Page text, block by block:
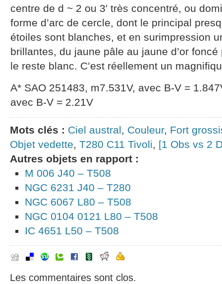
centre de d ~ 2 ou 3′ très concentré, ou
forme d’arc de cercle, dont le principal
étoiles sont blanches, et en surimpression
brillantes, du jaune pâle au jaune d’or
le reste blanc. C’est réellement un
A* SAO 251483, m7.531V, avec B-V =
avec B-V = 2.21V
Mots clés : Ciel austral, Couleur, Fort
Objet vedette, T280 C11 Tivoli, [1 Obs vs 2
Autres objets en rapport :
M 006 J40 – T508
NGC 6231 J40 – T280
NGC 6067 L80 – T508
NGC 0104 0121 L80 – T508
IC 4651 L50 – T508
Les commentaires sont clos.